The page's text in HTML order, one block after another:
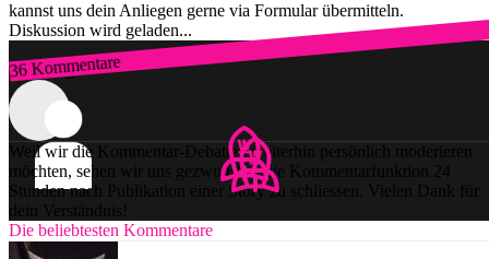
kannst uns dein Anliegen gerne via Formular übermitteln.
Diskussion wird geladen...
36 Kommentare
Zum Login
Weil wir die Kommentar-Debatten weiterhin persönlich moderieren
möchten, sehen wir uns gezwungen, die Kommentarfunktion 24
Stunden nach Publikation einer Story zu schliessen. Vielen Dank für
dein Verständnis!
Die beliebtesten Kommentare